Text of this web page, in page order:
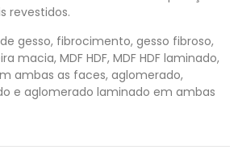
revestidos.
gesso, fibrocimento, gesso fibroso,
macia, MDF HDF, MDF HDF laminado,
ambas as faces, aglomerado,
e aglomerado laminado em ambas